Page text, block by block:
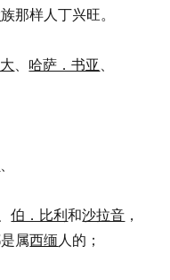
族那样人丁兴旺。
、 哈萨．书亚 、
、
伯．比利和沙拉音 ，
属西缅人的；